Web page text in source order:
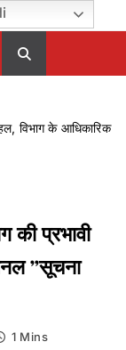
विभाग के आधिकारिक
की प्रभावी
’’सूचना
1 Mins